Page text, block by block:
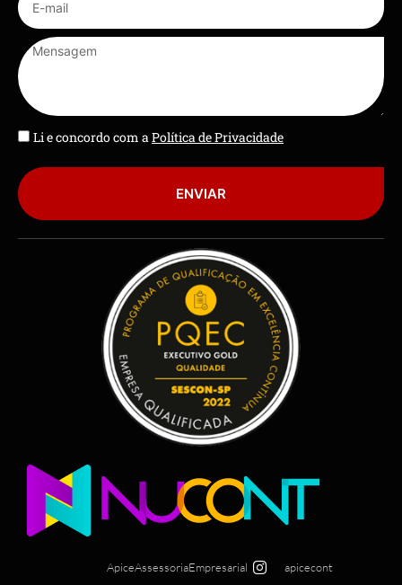
Li e concordo com aPolítica de Privacidade
ENVIAR
ApiceAssessoriaEmpresarial apicecont